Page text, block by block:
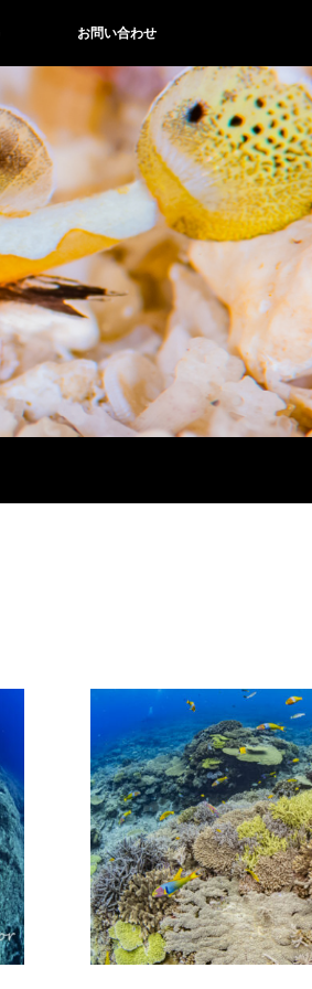
お問い合わせ